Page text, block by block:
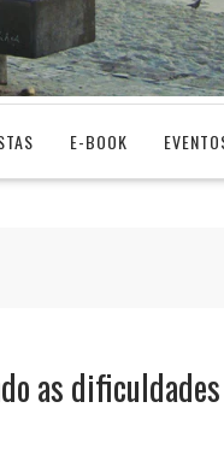
E-BOOK
as